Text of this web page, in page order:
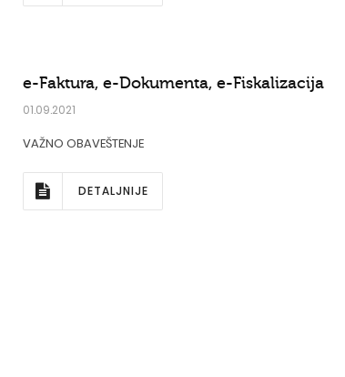
e-Faktura, e-Dokumenta, e-Fiskalizacija
01.09.2021
VAŽNO OBAVEŠTENJE
DETALJNIJE